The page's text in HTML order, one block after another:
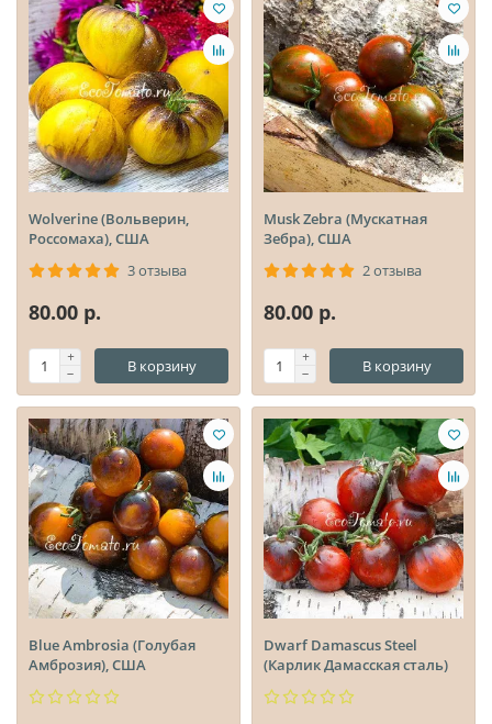
Wolverine (Вольверин,
Россомаха), США
3 отзыва
80.00 р.
В корзину
Musk Zebra (Мускатная
Зебра), США
2 отзыва
80.00 р.
В корзину
Blue Ambrosia (Голубая
Амброзия), США
Dwarf Damascus Steel
(Карлик Дамасская сталь)